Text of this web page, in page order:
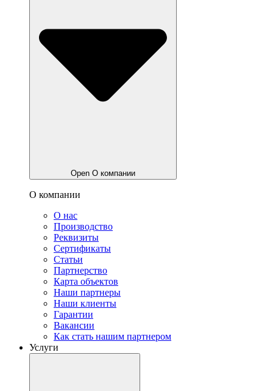
Open О компании
О компании
О нас
Производство
Реквизиты
Сертификаты
Статьи
Партнерство
Карта объектов
Наши партнеры
Наши клиенты
Гарантии
Вакансии
Как стать нашим партнером
Услуги